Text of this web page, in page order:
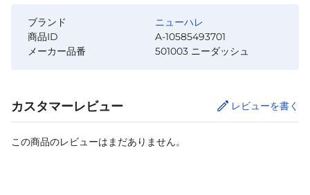
ブランド
ニューハレ
商品ID
A-10585493701
メーカー品番
501003 ニーダッシュ
カスタマーレビュー レビューを書く
この商品のレビューはまだありません。